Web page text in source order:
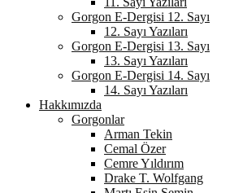
Gorgon E-Dergisi 12. Sayı
12. Sayı Yazıları
Gorgon E-Dergisi 13. Sayı
13. Sayı Yazıları
Gorgon E-Dergisi 14. Sayı
14. Sayı Yazıları
Hakkımızda
Gorgonlar
Arman Tekin
Cemal Özer
Cemre Yıldırım
Drake T. Wolfgang